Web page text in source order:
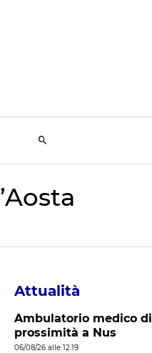
Attualità
Ambulatorio medico di
prossimità a Nus
06/08/26 alle 12:19